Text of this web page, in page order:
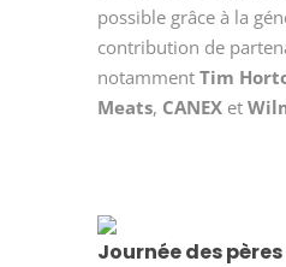
possible grâce à la
contribution de
notamment Tim
Meats, CANEXet
Journée des pères